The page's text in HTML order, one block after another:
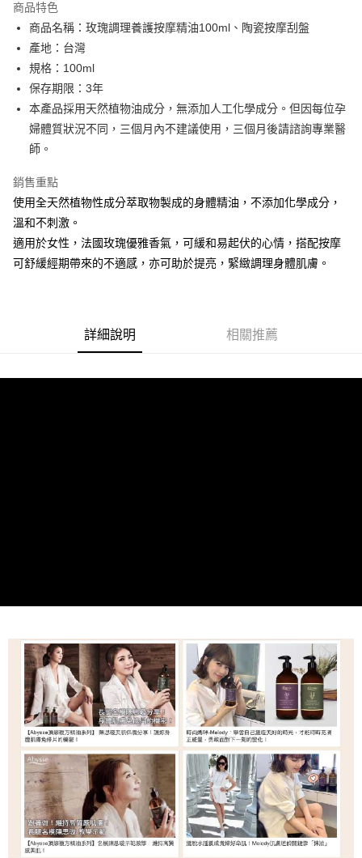
合作金庫商業銀行
華南商業銀行
彰化商業銀行
上海商業儲蓄銀行
國泰世華商業銀行
臺灣中小企業銀行
匯豐（台灣）商業銀行
華泰商業銀行
聯邦商業銀行
遠東國際商業銀行
元大商業銀行
永豐商業銀行
玉山商業銀行
台灣樂天信用卡公司
6 期 0 利率 每期
華南商業銀行
上海商業儲蓄銀行
國泰世華商業銀行
臺灣中小企業銀行
台中商業銀行
匯豐（台灣）商業銀行
華泰商業銀行
聯邦商業銀行
元大商業銀行
玉山商業銀行
台灣樂天信用卡公司
LINE Pay
Apple Pay
街口支付
悠遊付
ATM付款
運送方式
商品特色
商品名稱：玫瑰調理養護按摩精油100ml、陶瓷按摩刮盤
產地：台灣
規格：100ml
保存期限：3年
本產品採用天然植物油成分，無添加人工化學成分。但因每位孕
婦體質狀況不同，三個月內不建議使用，三個月後請諮詢專業醫
師。
銷售重點
使用全天然植物性成分萃取物製成的身體精油，不添加化學成分，
溫和不刺激。
適用於女性，法國玫瑰優雅香氣，可緩和易起伏的心情，搭配按摩
可舒緩經期帶來的不適感，亦可助於提亮，緊緻調理身體肌膚。
詳細說明 相關推薦